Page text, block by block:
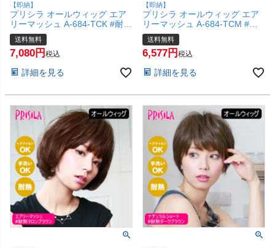
【即納】
プリシラ オールウィッグ エア
リーマッシュ A-684-TCK #耐熱
ショコラブラック 【かつら 和
装 コスプレ 医療用 自然 おしゃ
れ かわいい 可愛い 小顔 簡単
配便送料無料】(6057748)
送料無料
7,080 税込
詳細を見る
【即納】
プリシラ オールウィッグ エア
リーマッシュ A-684-TCM #耐
熱クリームミルクティ 【かつら
和装 コスプレ 医療用 自然 おし
ゃれ かわいい 可愛い 小顔 簡単
配便送料無料】(6057747)
送料無料
6,577 税込
詳細を見る